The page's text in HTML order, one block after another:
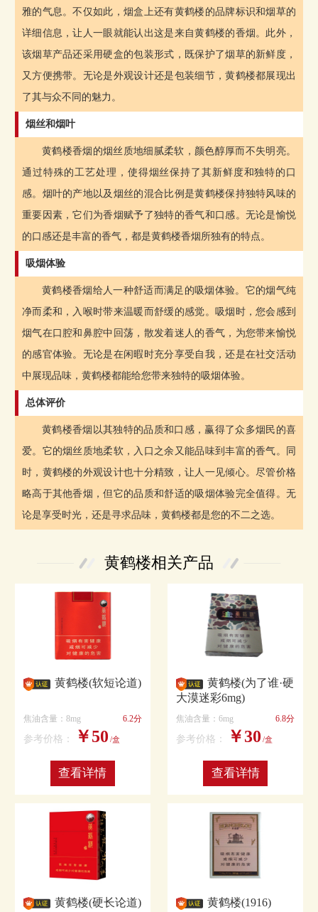
雅的气息。不仅如此，烟盒上还有黄鹤楼的品牌标识和烟草的
详细信息，让人一眼就能认出这是来自黄鹤楼的香烟。此外，
该烟草产品还采用硬盒的包装形式，既保护了烟草的新鲜度，
又方便携带。无论是外观设计还是包装细节，黄鹤楼都展现出
了其与众不同的魅力。
烟丝和烟叶
黄鹤楼香烟的烟丝质地细腻柔软，颜色醇厚而不失明亮。
通过特殊的工艺处理，使得烟丝保持了其新鲜度和独特的口
感。烟叶的产地以及烟丝的混合比例是黄鹤楼保持独特风味的
重要因素，它们为香烟赋予了独特的香气和口感。无论是愉悦
的口感还是丰富的香气，都是黄鹤楼香烟所独有的特点。
吸烟体验
黄鹤楼香烟给人一种舒适而满足的吸烟体验。它的烟气纯
净而柔和，入喉时带来温暖而舒缓的感觉。吸烟时，您会感到
烟气在口腔和鼻腔中回荡，散发着迷人的香气，为您带来愉悦
的感官体验。无论是在闲暇时充分享受自我，还是在社交活动
中展现品味，黄鹤楼都能给您带来独特的吸烟体验。
总体评价
黄鹤楼香烟以其独特的品质和口感，赢得了众多烟民的喜
爱。它的烟丝质地柔软，入口之余又能品味到丰富的香气。同
时，黄鹤楼的外观设计也十分精致，让人一见倾心。尽管价格
略高于其他香烟，但它的品质和舒适的吸烟体验完全值得。无
论是享受时光，还是寻求品味，黄鹤楼都是您的不二之选。
黄鹤楼相关产品
黄鹤楼(软短论道)
焦油含量：8mg 6.2分
参考价格： ￥50 /盒
查看详情
黄鹤楼(为了谁·硬
大漠迷彩6mg)
焦油含量：6mg 6.8分
参考价格： ￥30 /盒
查看详情
黄鹤楼(硬长论道) 黄鹤楼(1916)